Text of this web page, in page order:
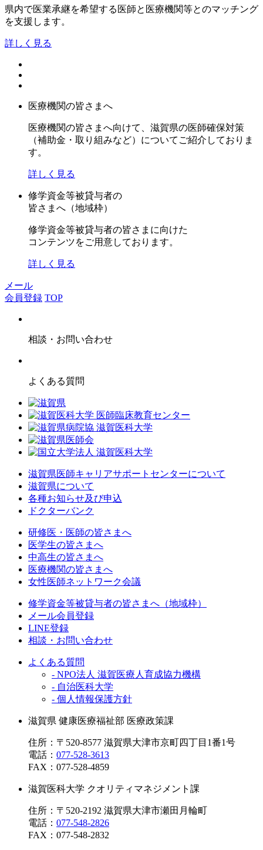
県内で医業承継を希望する医師と医療機関等とのマッチング
を支援します。
詳しく見る
医療機関の皆さまへ
医療機関の皆さまへ向けて、滋賀県の医師確保対策
（補助金・取り組みなど）についてご紹介しておりま
す。
詳しく見る
修学資金等被貸与者の
皆さまへ（地域枠）
修学資金等被貸与者の皆さまに向けた
コンテンツをご用意しております。
詳しく見る
メール
会員登録 TOP
相談・お問い合わせ
よくある質問
滋賀県医師キャリアサポートセンターについて
滋賀県について
各種お知らせ及び申込
ドクターバンク
研修医・医師の皆さまへ
医学生の皆さまへ
中高生の皆さまへ
医療機関の皆さまへ
女性医師ネットワーク会議
修学資金等被貸与者の皆さまへ（地域枠）
メール会員登録
LINE登録
相談・お問い合わせ
よくある質問
- NPO法人 滋賀医療人育成協力機構
- 自治医科大学
- 個人情報保護方針
滋賀県 健康医療福祉部 医療政策課
住所：〒520-8577 滋賀県大津市京町四丁目1番1号
電話： 077-528-3613
FAX： 077-528-4859
滋賀医科大学 クオリティマネジメント課
住所：〒520-2192 滋賀県大津市瀬田月輪町
電話： 077-548-2826
FAX： 077-548-2832